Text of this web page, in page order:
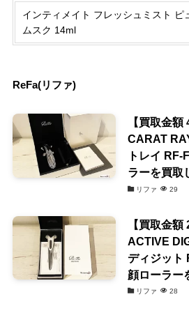
インティメイト フレッシュミスト ピ
ムスク 14ml
ReFa(リファ)
【買取金
CARAT
トレイ
ラーを買取
リファ 29
【買取金
ACTIVE
ディジット
顔ローラー
リファ 28